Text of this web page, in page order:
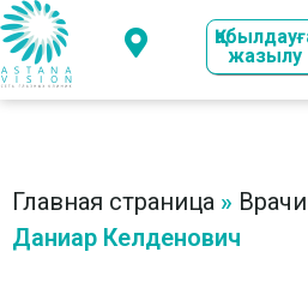
жазылу
Главная страница » Врачи
Даниар Келденович